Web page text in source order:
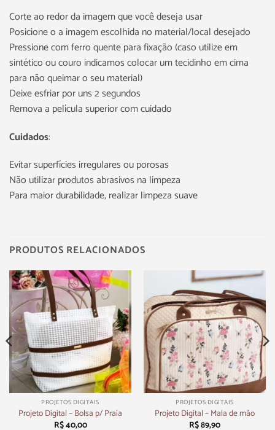
Corte ao redor da imagem que você deseja usar
Posicione o a imagem escolhida no material/local desejado
Pressione com ferro quente para fixação (caso utilize em
sintético ou couro indicamos colocar um tecidinho em cima
para não queimar o seu material)
Deixe esfriar por uns 2 segundos
Remova a película superior com cuidado
Cuidados:
Evitar superfícies irregulares ou porosas
Não utilizar produtos abrasivos na limpeza
Para maior durabilidade, realizar limpeza suave
PRODUTOS RELACIONADOS
PROJETOS DIGITAIS
Projeto Digital – Bolsa p/ Praia
R$40,00
PROJETOS DIGITAIS
Projeto Digital – Mala de mão
R$89,90